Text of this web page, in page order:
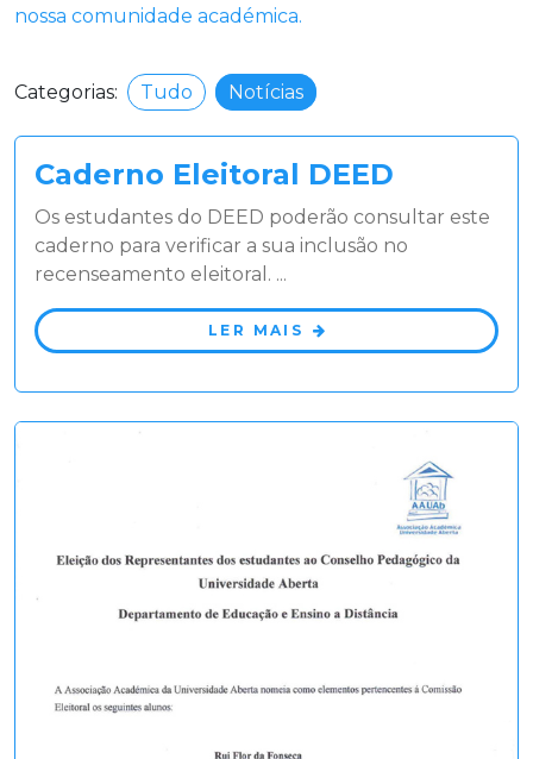
nossa comunidade académica.
Categorias: Tudo Notícias
Caderno Eleitoral DEED
Os estudantes do DEED poderão consultar este
caderno para verificar a sua inclusão no
recenseamento eleitoral. ...
LER MAIS